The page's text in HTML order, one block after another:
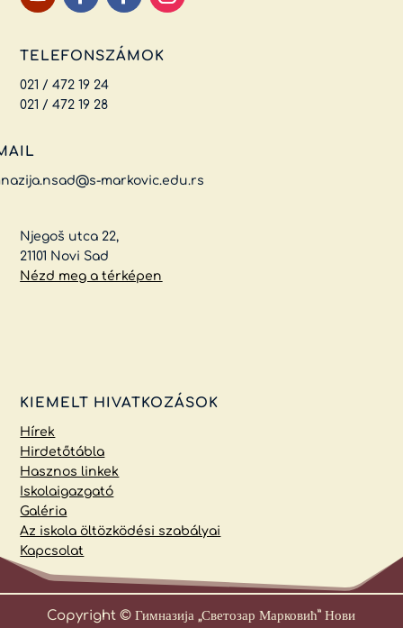
TELEFONSZÁMOK
021 / 472 19 24
021 / 472 19 28
markovic.edu.rs
Njegoš utca 22,
21101 Novi Sad
Nézd meg a térképen
KIEMELT HIVATKOZÁSOK
Hírek
Hirdetőtábla
Hasznos linkek
Iskolaigazgató
Galéria
Az iskola öltözködési szabályai
Kapcsolat
Copyright © Гимназија „Светозар Марковић” Нови